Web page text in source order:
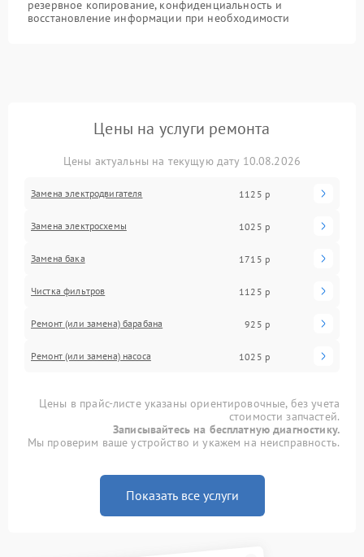
резервное копирование, конфиденциальность и
восстановление информации при необходимости
Цены на услуги ремонта
Цены актуальны на текущую дату 10.08.2026
Замена электродвигателя 1125 р
Замена электросхемы 1025 р
Замена бака 1715 р
Чистка фильтров 1125 р
Ремонт (или замена) барабана 925 р
Ремонт (или замена) насоса 1025 р
Цены в прайс-листе указаны ориентировочные, без учета
стоимости запчастей.
Записывайтесь на бесплатную диагностику.
Мы проверим ваше устройство и укажем на неисправность.
Показать все услуги